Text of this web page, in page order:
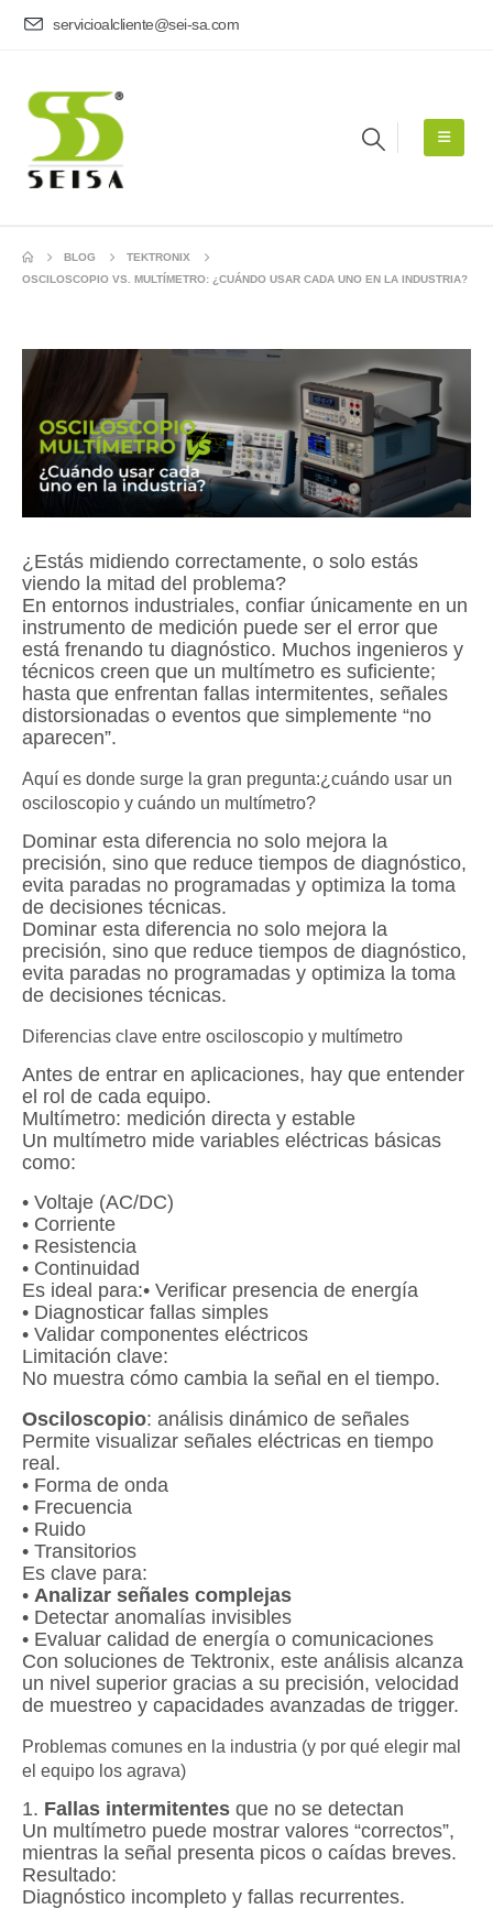
servicioalcliente@sei-sa.com
BLOG
TEKTRONIX
OSCILOSCOPIO VS. MULTÍMETRO: ¿CUÁNDO USAR CADA UNO EN LA INDUSTRIA?
¿Estás midiendo correctamente, o solo estás
viendo la mitad del problema?
En entornos industriales, confiar únicamente en un
instrumento de medición puede ser el error que
está frenando tu diagnóstico. Muchos ingenieros y
técnicos creen que un multímetro es suficiente;
hasta que enfrentan fallas intermitentes, señales
distorsionadas o eventos que simplemente “no
aparecen”.
Aquí es donde surge la gran pregunta:¿cuándo usar un
osciloscopio y cuándo un multímetro?
Dominar esta diferencia no solo mejora la
precisión, sino que reduce tiempos de diagnóstico,
evita paradas no programadas y optimiza la toma
de decisiones técnicas.
Dominar esta diferencia no solo mejora la
precisión, sino que reduce tiempos de diagnóstico,
evita paradas no programadas y optimiza la toma
de decisiones técnicas.
Diferencias clave entre osciloscopio y multímetro
Antes de entrar en aplicaciones, hay que entender
el rol de cada equipo.
Multímetro: medición directa y estable
Un multímetro mide variables eléctricas básicas
como:
• Voltaje (AC/DC)
• Corriente
• Resistencia
• Continuidad
Es ideal para:• Verificar presencia de energía
• Diagnosticar fallas simples
• Validar componentes eléctricos
Limitación clave:
No muestra cómo cambia la señal en el tiempo.
Osciloscopio: análisis dinámico de señales
Permite visualizar señales eléctricas en tiempo
real.
• Forma de onda
• Frecuencia
• Ruido
• Transitorios
Es clave para:
• Analizar señales complejas
• Detectar anomalías invisibles
• Evaluar calidad de energía o comunicaciones
Con soluciones de Tektronix, este análisis alcanza
un nivel superior gracias a su precisión, velocidad
de muestreo y capacidades avanzadas de trigger.
Problemas comunes en la industria (y por qué elegir mal
el equipo los agrava)
1. Fallas intermitentes que no se detectan
Un multímetro puede mostrar valores “correctos”,
mientras la señal presenta picos o caídas breves.
Resultado:
Diagnóstico incompleto y fallas recurrentes.